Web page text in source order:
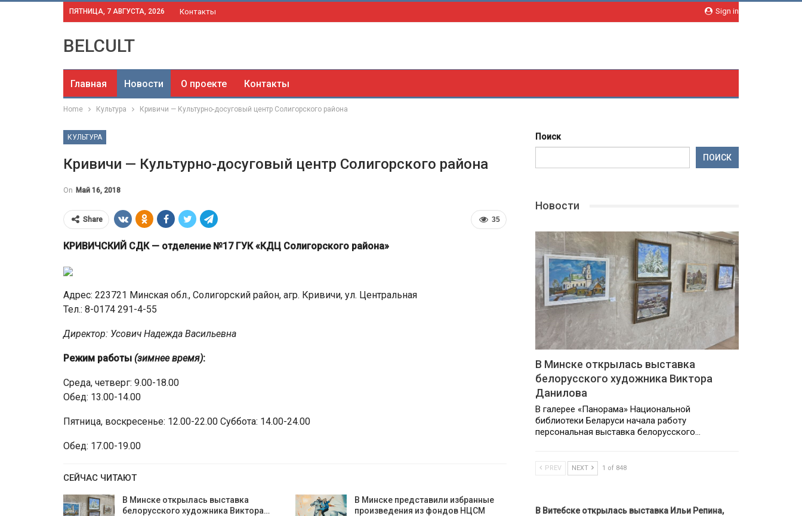
Sign in
ПЯТНИЦА, 7 АВГУСТА, 2026 Контакты
BELCULT
Главная Новости О проекте Контакты
Home Культура Кривичи — Культурно-досуговый центр Солигорского района
КУЛЬТУРА
Кривичи — Культурно-досуговый центр Солигорского района
On Май 16, 2018
35
Share
КРИВИЧСКИЙ СДК — отделение №17 ГУК «КДЦ Солигорского района»
Адрес: 223721 Минская обл., Солигорский район, агр. Кривичи, ул. Центральная
Тел.: 8-0174 291-4-55
Директор: Усович Надежда Васильевна
Режим работы (зимнее время):
Среда, четверг: 9.00-18.00
Обед: 13.00-14.00
Пятница, воскресенье: 12.00-22.00 Суббота: 14.00-24.00
Обед: 17.00-19.00
СЕЙЧАС ЧИТАЮТ
В Минске открылась выставка
белорусского художника Виктора…
В Минске представили избранные
произведения из фондов НЦСМ
Поиск
ПОИСК
Новости
В Минске открылась выставка
белорусского художника Виктора
Данилова
В галерее «Панорама» Национальной
библиотеки Беларуси начала работу
персональная выставка белорусского…
PREV NEXT 1 of 848
В Витебске открылась выставка Ильи Репина,